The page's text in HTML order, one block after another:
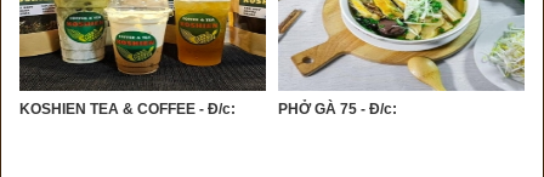
KOSHIEN TEA & COFFEE - Đ/c: PHỞ GÀ 75 - Đ/c: